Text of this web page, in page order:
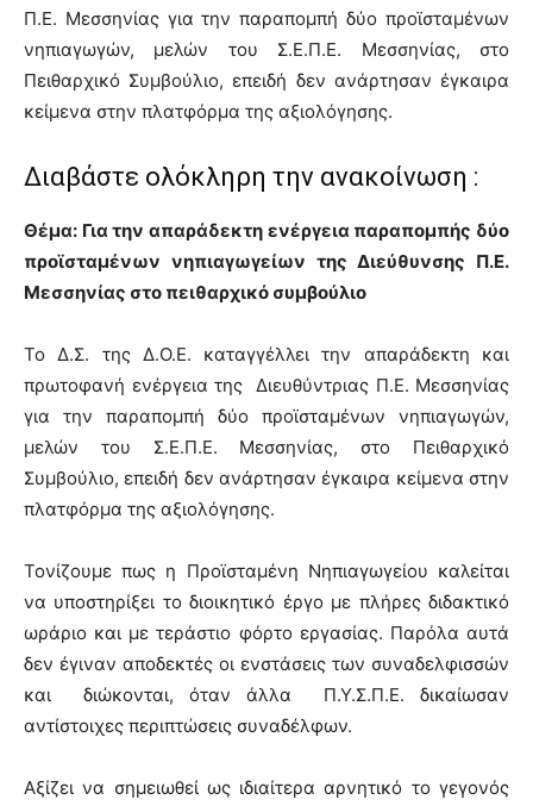
Π.Ε. Μεσσηνίας για την παραπομπή δύο προϊσταμένων
νηπιαγωγών, μελών του Σ.Ε.Π.Ε. Μεσσηνίας, στο
Πειθαρχικό Συμβούλιο, επειδή δεν ανάρτησαν έγκαιρα
κείμενα στην πλατφόρμα της αξιολόγησης.
Διαβάστε ολόκληρη την ανακοίνωση :
Θέμα: Για την απαράδεκτη ενέργεια παραπομπής δύο
προϊσταμένων νηπιαγωγείων της Διεύθυνσης Π.Ε.
Μεσσηνίας στο πειθαρχικό συμβούλιο
Το Δ.Σ. της Δ.Ο.Ε. καταγγέλλει την απαράδεκτη και
πρωτοφανή ενέργεια της Διευθύντριας Π.Ε. Μεσσηνίας
για την παραπομπή δύο προϊσταμένων νηπιαγωγών,
μελών του Σ.Ε.Π.Ε. Μεσσηνίας, στο Πειθαρχικό
Συμβούλιο, επειδή δεν ανάρτησαν έγκαιρα κείμενα στην
πλατφόρμα της αξιολόγησης.
Τονίζουμε πως η Προϊσταμένη Νηπιαγωγείου καλείται
να υποστηρίξει το διοικητικό έργο με πλήρες διδακτικό
ωράριο και με τεράστιο φόρτο εργασίας. Παρόλα αυτά
δεν έγιναν αποδεκτές οι ενστάσεις των συναδελφισσών
και διώκονται, όταν άλλα Π.Υ.Σ.Π.Ε. δικαίωσαν
αντίστοιχες περιπτώσεις συναδέλφων.
Αξίζει να σημειωθεί ως ιδιαίτερα αρνητικό το γεγονός